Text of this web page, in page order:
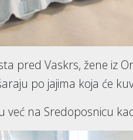
pred Vaskrs, žene iz
po jajima koja će
već na Sredoposnicu